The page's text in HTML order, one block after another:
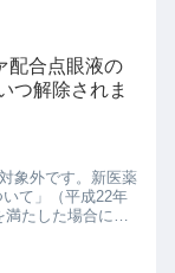
配合点眼液の
つ解除されま
象外です。新医薬
て」（平成22年
満たした場合に限